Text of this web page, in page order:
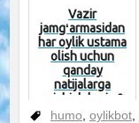
Vazir
jamgʻarmasidan
har oylik ustama
olish uchun
qanday
natijalarga
erishish lozim?
humo oylikbot,